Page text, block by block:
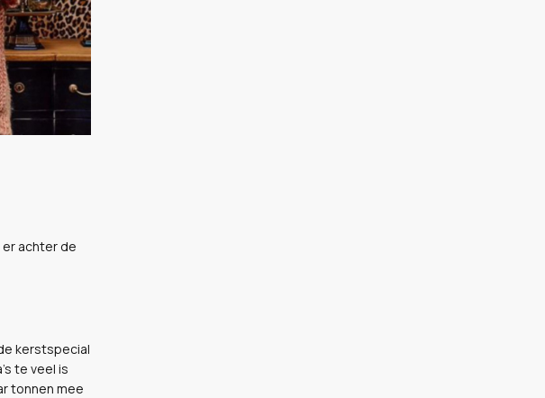
achter de
kerstspecial
te veel is
tonnen mee